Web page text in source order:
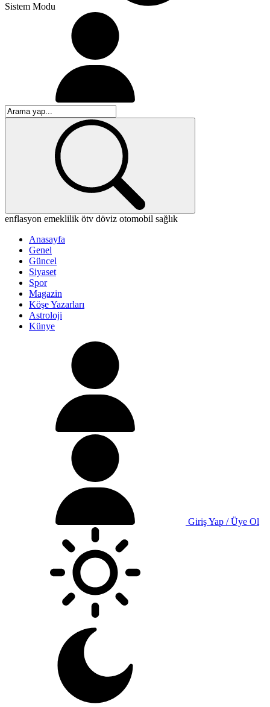
Sistem Modu
enflasyon emeklilik ötv döviz otomobil sağlık
Anasayfa
Genel
Güncel
Siyaset
Spor
Magazin
Köşe Yazarları
Astroloji
Künye
Giriş Yap / Üye Ol